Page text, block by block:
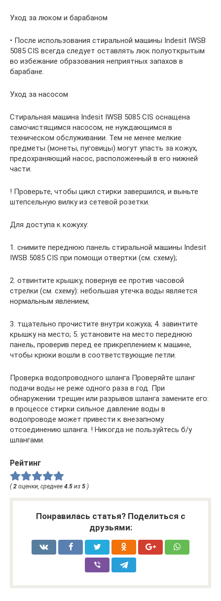
Уход за люком и барабаном
• После использования стиральной машины Indesit IWSB
5085 CIS всегда следует оставлять люк полуоткрытым
во избежание образования неприятных запахов в
барабане.
Уход за насосом
Стиральная машина Indesit IWSB 5085 CIS оснащена
самочистящимся насосом, не нуждающимся в
техническом обслуживании. Тем не менее мелкие
предметы (монеты, пуговицы) могут упасть за кожух,
предохраняющий насос, расположенный в его нижней
части.
! Проверьте, чтобы цикл стирки завершился, и выньте
штепсельную вилку из сетевой розетки.
Для доступа к кожуху:
1. снимите переднюю панель стиральной машины Indesit
IWSB 5085 CIS при помощи отвертки (см. схему);
2. отвинтите крышку, повернув ее против часовой
стрелки (см. схему): небольшая утечка воды является
нормальным явлением;
3. тщательно прочистите внутри кожуха; 4. завинтите
крышку на место; 5. установите на место переднюю
панель, проверив перед ее прикреплением к машине,
чтобы крюки вошли в соответствующие петли.
Проверка водопроводного шланга Проверяйте шланг
подачи воды не реже одного раза в год. При
обнаружении трещин или разрывов шланга замените его:
в процессе стирки сильное давление воды в
водопроводе может привести к внезапному
отсоединению шланга. ! Никогда не пользуйтесь б/у
шлангами.
Рейтинг
(2 оценки, среднее 4.5 из 5 )
Понравилась статья? Поделиться с
друзьями: